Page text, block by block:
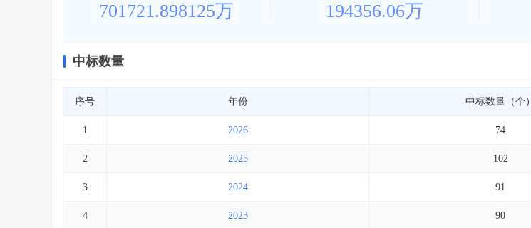
701721.898125万 194356.06万
中标数量
序号 年份 中标数量（个）
1 2026 74
2 2025 102
3 2024 91
4 2023 90